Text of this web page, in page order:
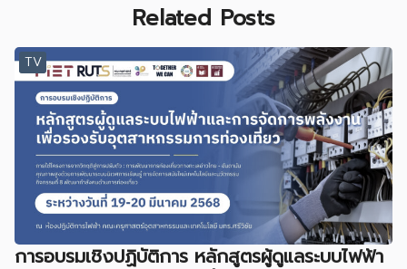
Related Posts
TV
การอบรมเชิงปฏิบัติการ หลักสูตรผู้ดูแลระบบไฟฟ้า